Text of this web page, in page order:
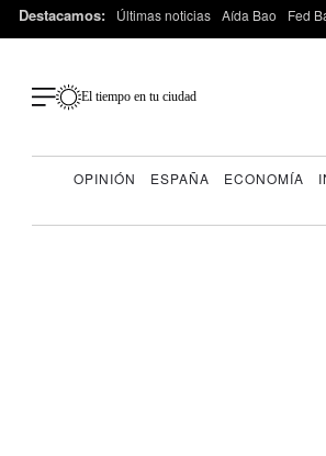
Destacamos: Últimas noticias Aída Bao Fed
El tiempo en tu ciudad
OPINIÓN ESPAÑA ECONOMÍA